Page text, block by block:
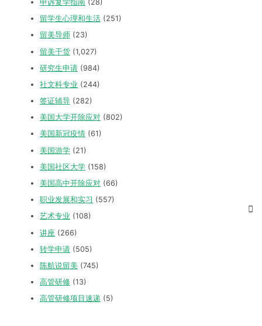
申诉复学指南 (28)
留学生心理和生活 (251)
留美导师 (23)
留美干货 (1,027)
研究生申请 (984)
社文科专业 (244)
签证辅导 (282)
美国大学开除应对 (802)
美国新冠疫情 (61)
美国游学 (21)
美国社区大学 (158)
美国高中开除应对 (66)
职业发展和实习 (557)
艺术专业 (108)
讲座 (266)
转学申请 (505)
陈航说留美 (745)
高管研修 (13)
高管研修项目速递 (5)